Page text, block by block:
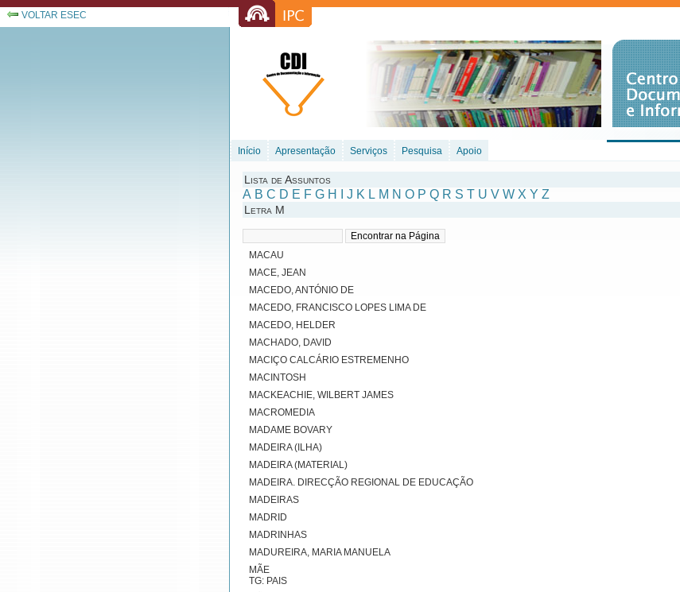
VOLTAR ESEC
Início Apresentação Serviços Pesquisa Apoio
Lista de Assuntos
A B C D E F G H J K L M N O P Q R S T U V W X Y Z
Letra M
MACAU
MACE, JEAN
MACEDO, ANTÓNIO DE
MACEDO, FRANCISCO LOPES LIMA DE
MACEDO, HELDER
MACHADO, DAVID
MACIÇO CALCÁRIO ESTREMENHO
MACINTOSH
MACKEACHIE, WILBERT JAMES
MACROMEDIA
MADAME BOVARY
MADEIRA (ILHA)
MADEIRA (MATERIAL)
MADEIRA. DIRECÇÃO REGIONAL DE EDUCAÇÃO
MADEIRAS
MADRID
MADRINHAS
MADUREIRA, MARIA MANUELA
MÃE
TG: PAIS